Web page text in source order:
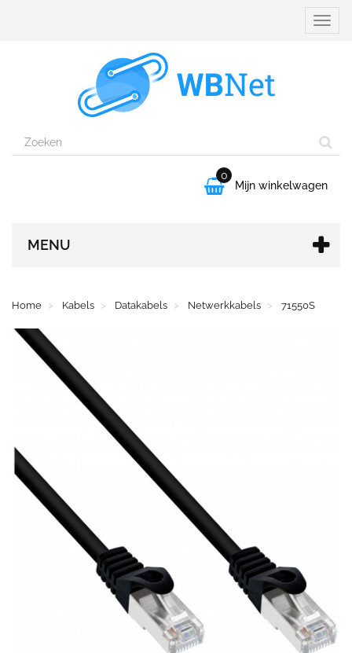

0
Mijn winkelwagen
MENU
Home Kabels Datakabels Netwerkkabels 71550S